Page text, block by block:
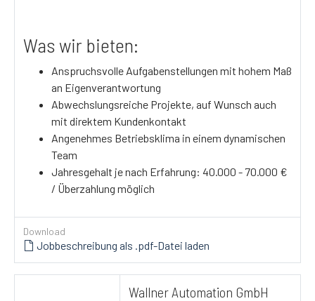
Was wir bieten:
Anspruchsvolle Aufgabenstellungen mit hohem Maß
an Eigenverantwortung
Abwechslungsreiche Projekte, auf Wunsch auch
mit direktem Kundenkontakt
Angenehmes Betriebsklima in einem dynamischen
Team
Jahresgehalt je nach Erfahrung: 40.000 - 70.000 €
/ Überzahlung möglich
Download
Jobbeschreibung als .pdf-Datei laden
Wallner Automation GmbH